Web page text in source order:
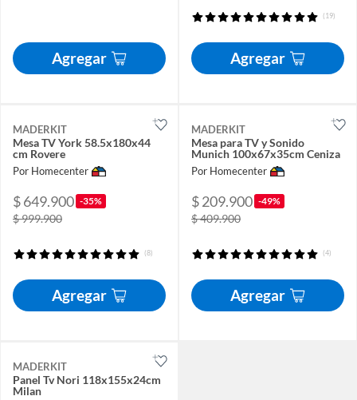
Agregar
(19)
Agregar
MADERKIT
Mesa TV York 58.5x180x44
cm Rovere
Por Homecenter
$ 649.900 -35%
$ 999.900
(8)
Agregar
MADERKIT
Mesa para TV y Sonido
Munich 100x67x35cm Ceniza
Por Homecenter
$ 209.900 -49%
$ 409.900
(4)
Agregar
MADERKIT
Panel Tv Nori 118x155x24cm
Milan